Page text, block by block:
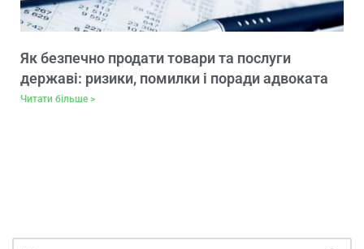
Як безпечно продати товари та послуги
державі: ризики, помилки і поради адвоката
Читати більше >